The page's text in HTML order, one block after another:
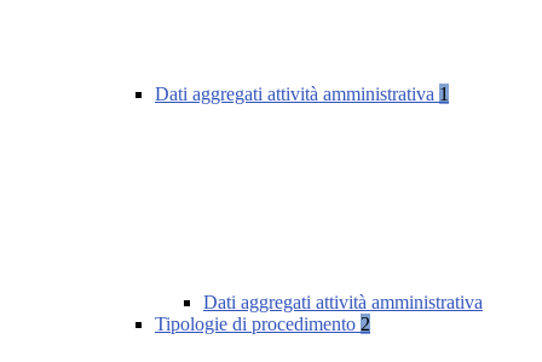
Dati aggregati attività amministrativa 1
Dati aggregati attività amministrativa
Tipologie di procedimento 2